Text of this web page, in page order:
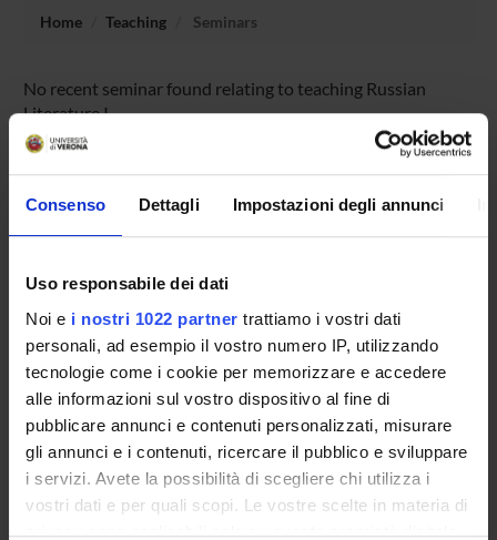
Consenso Dettagli Impostazioni degli annunci
Uso responsabile dei dati
Noi e i nostri 1022 partner trattiamo i vostri dati
personali, ad esempio il vostro numero IP, utilizzando
tecnologie come i cookie per memorizzare e accedere
alle informazioni sul vostro dispositivo al fine di
pubblicare annunci e contenuti personalizzati, misurare
gli annunci e i contenuti, ricercare il pubblico e sviluppare
i servizi. Avete la possibilità di scegliere chi utilizza i
vostri dati e per quali scopi. Le vostre scelte in materia di
privacy sono applicabili solo su questa proprietà digitale
Home Teaching Seminars
No recent seminar found relating to teaching Russian
Literature I.
STUDYING
PHD PROGRAMMES AND POSTGRADUATE
COURSES
Contacts
People
Places
Calendar